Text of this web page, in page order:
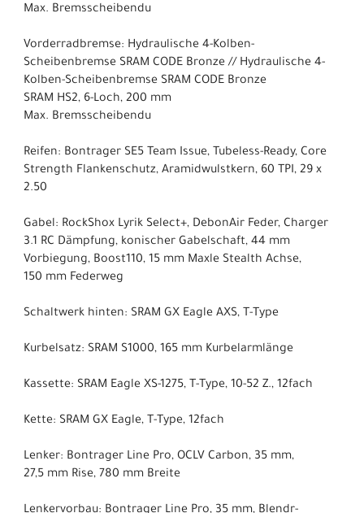
Max. Bremsscheibendu
Vorderradbremse: Hydraulische 4-Kolben-
Scheibenbremse SRAM CODE Bronze // Hydraulische 4-
Kolben-Scheibenbremse SRAM CODE Bronze
SRAM HS2, 6-Loch, 200 mm
Max. Bremsscheibendu
Reifen: Bontrager SE5 Team Issue, Tubeless-Ready, Core
Strength Flankenschutz, Aramidwulstkern, 60 TPI, 29 x
2.50
Gabel: RockShox Lyrik Select+, DebonAir Feder, Charger
3.1 RC Dämpfung, konischer Gabelschaft, 44 mm
Vorbiegung, Boost110, 15 mm Maxle Stealth Achse,
150 mm Federweg
Schaltwerk hinten: SRAM GX Eagle AXS, T-Type
Kurbelsatz: SRAM S1000, 165 mm Kurbelarmlänge
Kassette: SRAM Eagle XS-1275, T-Type, 10-52 Z., 12fach
Kette: SRAM GX Eagle, T-Type, 12fach
Lenker: Bontrager Line Pro, OCLV Carbon, 35 mm,
27,5 mm Rise, 780 mm Breite